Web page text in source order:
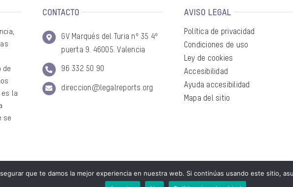
de
es la
se
CONTACTO
GV Marqués del Turia nº 35 4º
puerta 9. 46005. Valencia
96 332 50 90
direccion@legalreports.org
AVISO LEGAL
Política de privacidad
Condiciones de uso
Ley de cookies
Accesibilidad
Ayuda accesibilidad
Mapa del sitio
Español
que te damos la mejor experiencia en nuestra web. Si continúas usando este sitio,